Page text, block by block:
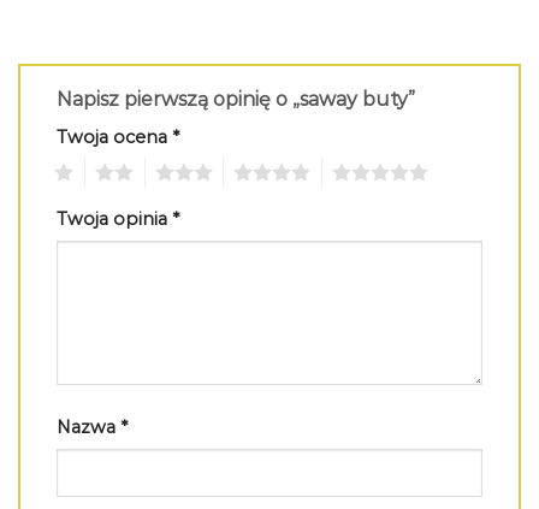
Napisz pierwszą opinię o „saway buty”
Twoja ocena *
Twoja opinia *
Nazwa *